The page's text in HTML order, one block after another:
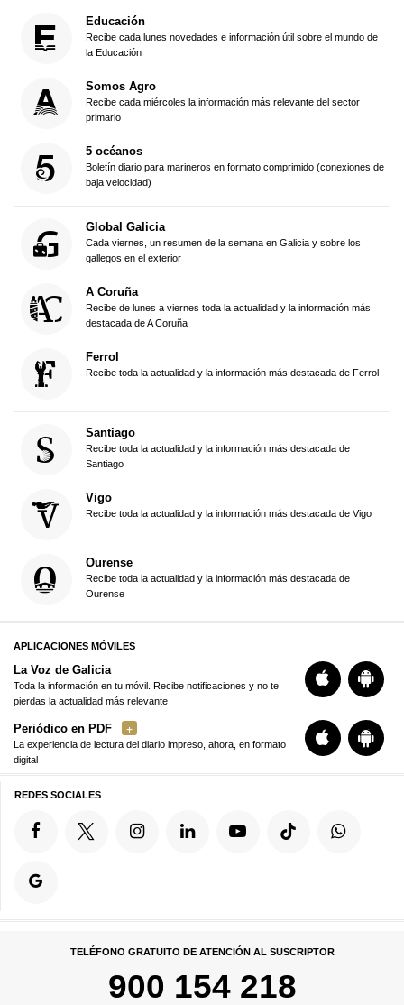
Educación
Recibe cada lunes novedades e información útil sobre el mundo de
la Educación
Somos Agro
Recibe cada miércoles la información más relevante del sector
primario
5 océanos
Boletín diario para marineros en formato comprimido (conexiones de
baja velocidad)
Global Galicia
Cada viernes, un resumen de la semana en Galicia y sobre los
gallegos en el exterior
A Coruña
Recibe de lunes a viernes toda la actualidad y la información más
destacada de A Coruña
Ferrol
Recibe toda la actualidad y la información más destacada de Ferrol
Santiago
Recibe toda la actualidad y la información más destacada de
Santiago
Vigo
Recibe toda la actualidad y la información más destacada de Vigo
Ourense
Recibe toda la actualidad y la información más destacada de
Ourense
APLICACIONES MÓVILES
La Voz de Galicia
Toda la información en tu móvil. Recibe notificaciones y no te
pierdas la actualidad más relevante
Periódico en PDF
La experiencia de lectura del diario impreso, ahora, en formato
digital
REDES SOCIALES
TELÉFONO GRATUITO DE ATENCIÓN AL SUSCRIPTOR
900 154 218